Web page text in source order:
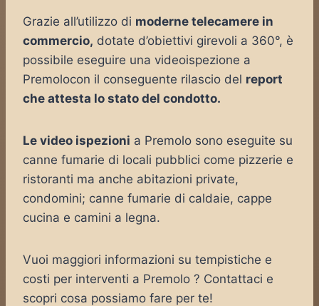
Grazie all’utilizzo di moderne telecamere in
commercio, dotate d’obiettivi girevoli a 360°, è
possibile eseguire una videoispezione a
Premolocon il conseguente rilascio del report
che attesta lo stato del condotto.
Le video ispezioni a Premolo sono eseguite su
canne fumarie di locali pubblici come pizzerie e
ristoranti ma anche abitazioni private,
condomini; canne fumarie di caldaie, cappe
cucina e camini a legna.
Vuoi maggiori informazioni su tempistiche e
costi per interventi a Premolo ? Contattaci e
scopri cosa possiamo fare per te!